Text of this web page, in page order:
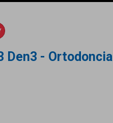
Den3 - Ortodoncia